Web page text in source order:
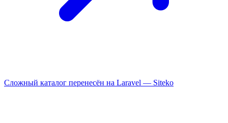
Сложный каталог перенесён на Laravel — Siteko